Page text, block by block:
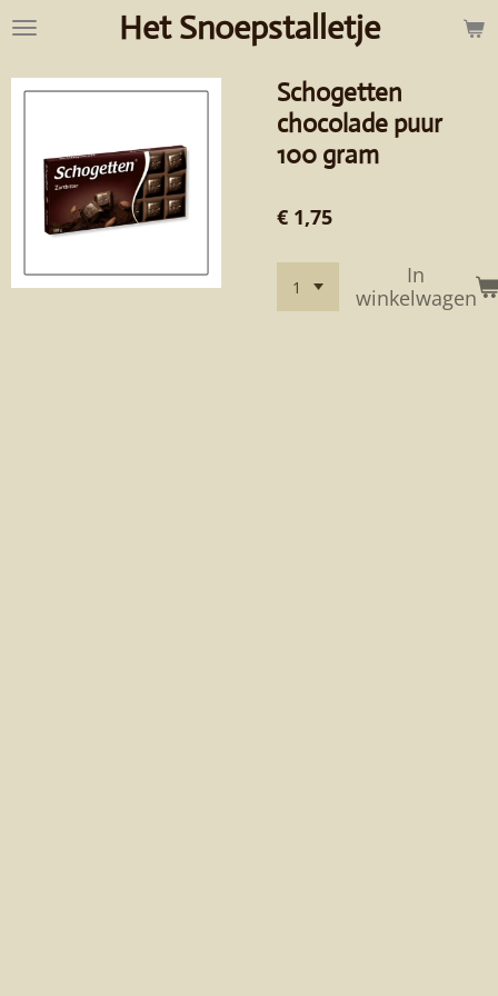
Ga
de
Het Snoepstalletje
Schogetten
chocolade puur
100 gram
€ 1,75
In
winkelwagen